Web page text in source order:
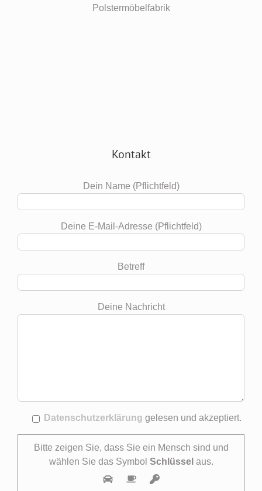
Polstermöbelfabrik
Kontakt
Dein Name (Pflichtfeld)
Deine E-Mail-Adresse (Pflichtfeld)
Betreff
Deine Nachricht
Datenschutzerklärung gelesen und akzeptiert.
Bitte zeigen Sie, dass Sie ein Mensch sind und
wählen Sie das Symbol Schlüssel aus.